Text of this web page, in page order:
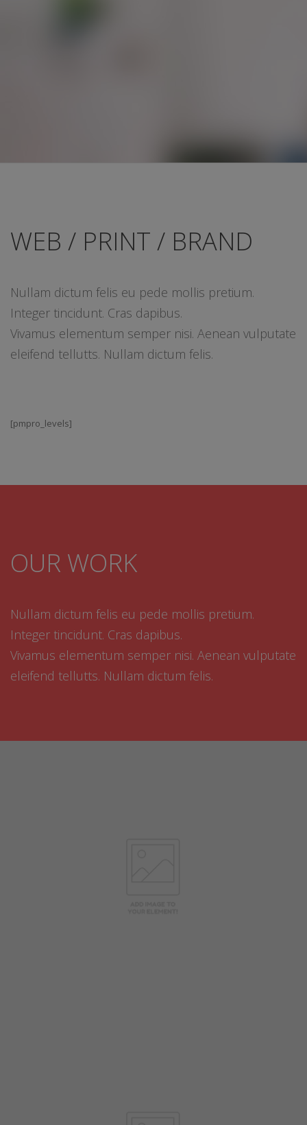
WEB / PRINT / BRAND
Nullam dictum felis eu pede mollis pretium.
Integer tincidunt. Cras dapibus.
Vivamus elementum semper nisi. Aenean vulputate
eleifend tellutts. Nullam dictum felis.
[pmpro_levels]
OUR WORK
Nullam dictum felis eu pede mollis pretium.
Integer tincidunt. Cras dapibus.
Vivamus elementum semper nisi. Aenean vulputate
eleifend tellutts. Nullam dictum felis.